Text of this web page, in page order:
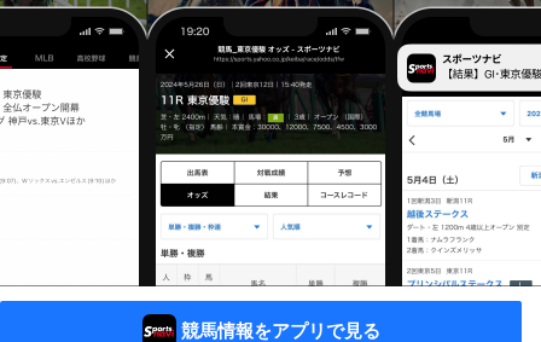
競馬情報をアプリで見る